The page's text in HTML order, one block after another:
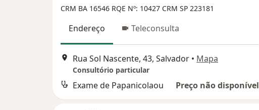
CRM BA 16546 RQE Nº: 10427 CRM SP 223181
Endereço Teleconsulta
Rua Sol Nascente, 43, Salvador • Mapa
Consultório particular
Exame de Papanicolaou Preço não disponível